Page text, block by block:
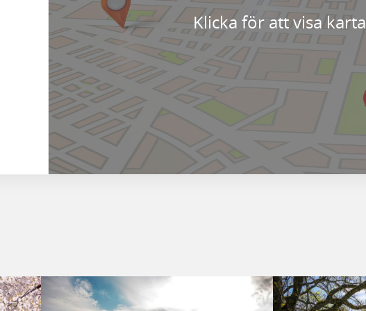
Klicka för att visa karta